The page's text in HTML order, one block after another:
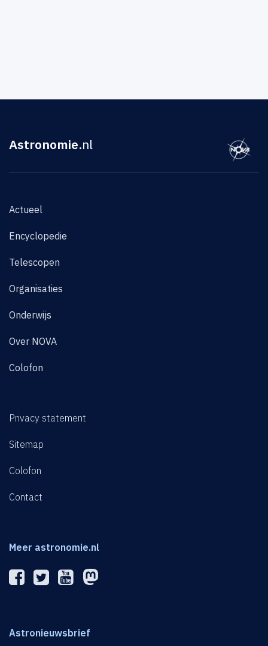
Astronomie.nl
Actueel
Encyclopedie
Telescopen
Organisaties
Onderwijs
Over NOVA
Colofon
Privacy statement
Sitemap
Colofon
Contact
Meer astronomie.nl
Astronieuwsbrief